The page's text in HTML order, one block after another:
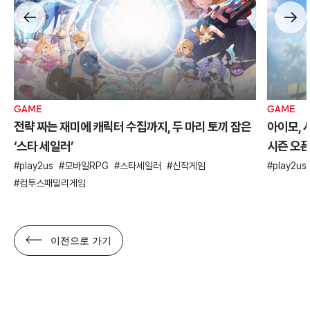
GAME
전략 짜는 재미에 캐릭터 수집까지, 두 마리 토끼 잡은
‘스타 세일러’
play2us 모바일RPG 스타세일러
신작게임
컴투스패밀리게임
GAME
아이모,
시즌 오픈
play2us
이전으로 가기